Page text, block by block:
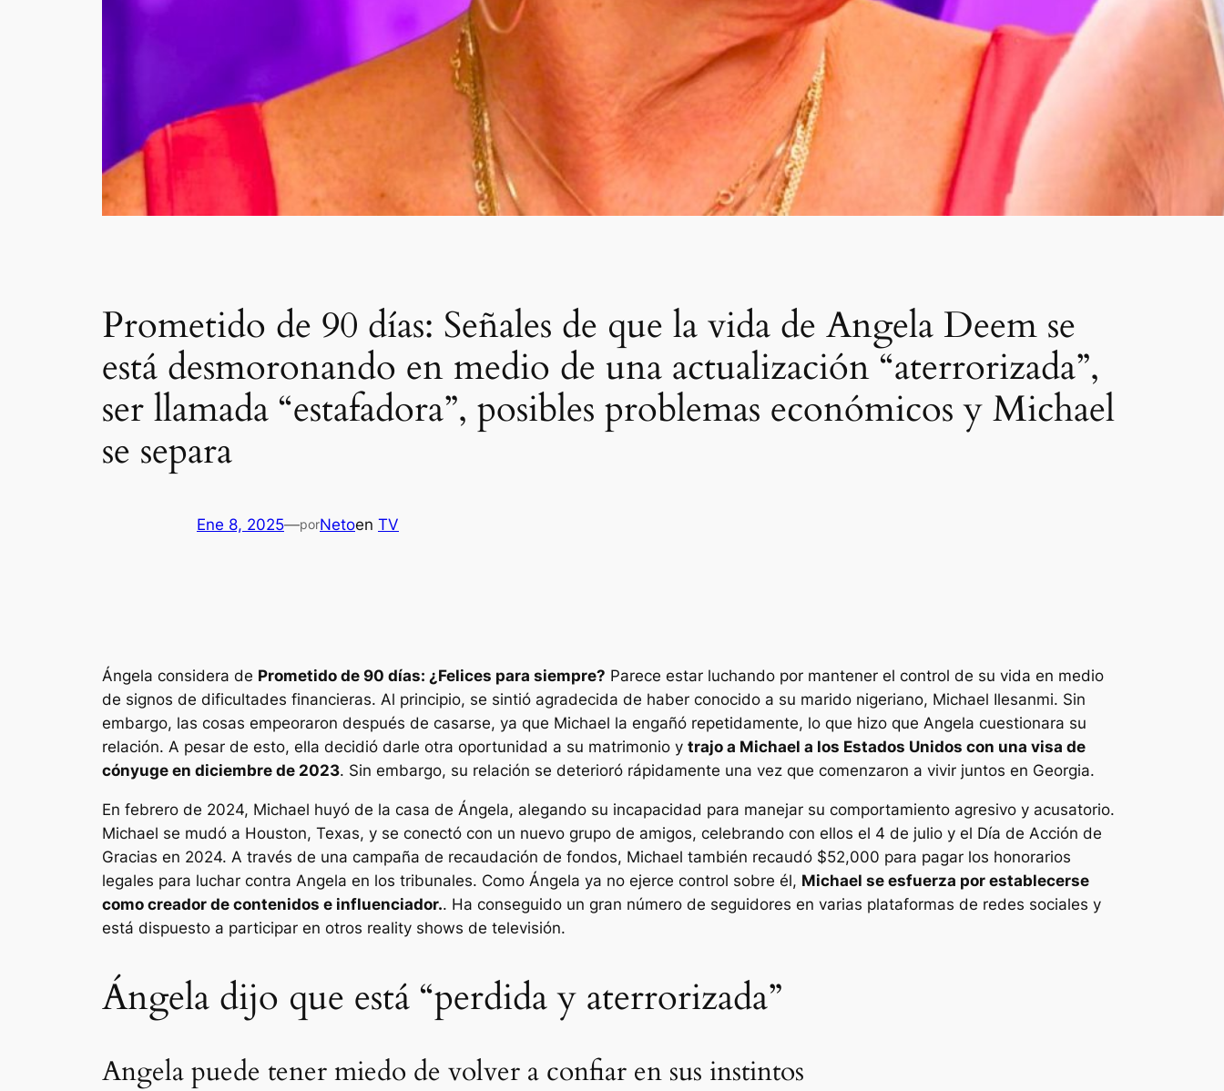
Prometido de 90 días: Señales de que la vida de Angela Deem se
está desmoronando en medio de una actualización “aterrorizada”,
ser llamada “estafadora”, posibles problemas económicos y Michael
se separa
Ene 8, 2025—porNetoen TV
Ángela considera de Prometido de 90 días: ¿Felices para siempre? Parece estar luchando por mantener el control de su vida en medio
de signos de dificultades financieras. Al principio, se sintió agradecida de haber conocido a su marido nigeriano, Michael Ilesanmi. Sin
embargo, las cosas empeoraron después de casarse, ya que Michael la engañó repetidamente, lo que hizo que Angela cuestionara su
relación. A pesar de esto, ella decidió darle otra oportunidad a su matrimonio y trajo a Michael a los Estados Unidos con una visa de
cónyuge en diciembre de 2023. Sin embargo, su relación se deterioró rápidamente una vez que comenzaron a vivir juntos en Georgia.
En febrero de 2024, Michael huyó de la casa de Ángela, alegando su incapacidad para manejar su comportamiento agresivo y acusatorio.
Michael se mudó a Houston, Texas, y se conectó con un nuevo grupo de amigos, celebrando con ellos el 4 de julio y el Día de Acción de
Gracias en 2024. A través de una campaña de recaudación de fondos, Michael también recaudó $52,000 para pagar los honorarios
legales para luchar contra Angela en los tribunales. Como Ángela ya no ejerce control sobre él, Michael se esfuerza por establecerse
como creador de contenidos e influenciador.. Ha conseguido un gran número de seguidores en varias plataformas de redes sociales y
está dispuesto a participar en otros reality shows de televisión.
Ángela dijo que está “perdida y aterrorizada”
Angela puede tener miedo de volver a confiar en sus instintos